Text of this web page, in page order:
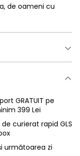
de oameni cu
GRATUIT pe
399 Lei
curierat rapid GLS
următoarea zi